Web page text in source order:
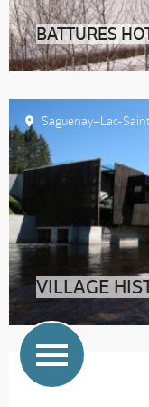
BATTURES
En plein coeur
Fjord
Saguenay–Lac-
VILLAGE
Saguenay–Lac-